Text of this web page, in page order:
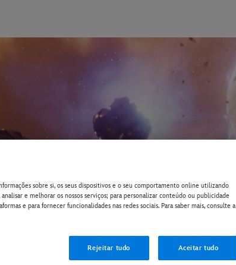
sobre si, os seus dispositivos e o seu comportamento online utilizando
e melhorar os nossos serviços; para personalizar conteúdo ou publicidade
e para fornecer funcionalidades nas redes sociais. Para saber mais, consulte a
Rejeitar tudo Aceitar tudo